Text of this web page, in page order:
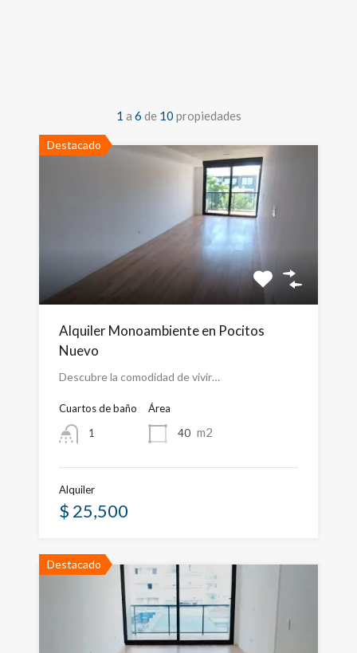
1 a 6 de 10 propiedades
Destacado
Alquiler Monoambiente en Pocitos
Nuevo
Descubre la comodidad de vivir…
Cuartos de baño
1
Área
40 m2
Alquiler
$ 25,500
Destacado